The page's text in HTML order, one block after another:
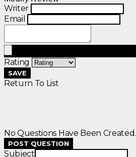
Writer
Email
Rating
SAVE
Return To List
No Questions Have Been Created.
POST QUESTION
Subject